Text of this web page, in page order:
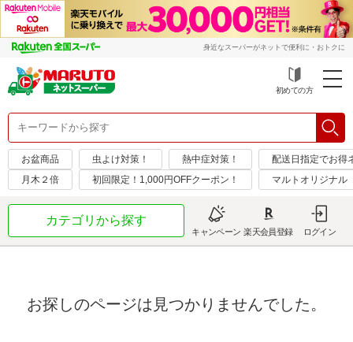
身近なスーパーがネットで便利に・おトクに
初めての方
お盆商品 虫よけ対策！ 熱中症対策！
配送日指定でお得
月木２倍
初回限定！1,000円OFFクーポン！ マルトオリジナル
カテゴリから探す
キャンペーン 楽天会員登録 ログイン
お探しのページは見つかりませんでした。